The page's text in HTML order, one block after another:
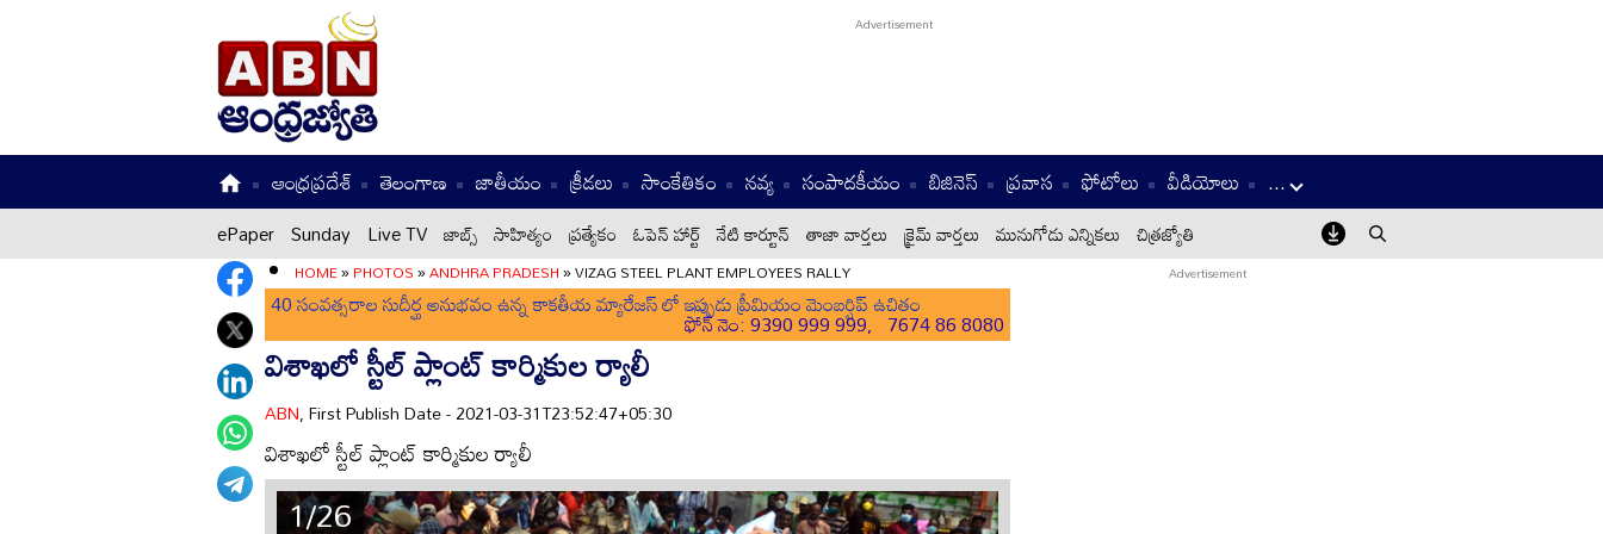
ఆంధ్రప్రదేశ్ తెలంగాణ జాతీయం క్రీడలు సాంకేతికం నవ్య సంపాదకీయం బిజినెస్ ప్రవాస ఫోటోలు వీడియోలు ...
ePaper Sunday Live TV జాబ్స్ సాహిత్యం ప్రత్యేకం ఓపెన్ హార్ట్ నేటి కార్టూన్ తాజా వార్తలు క్రైమ్ వార్తలు మునుగోడు ఎన్నికలు చిత్రజ్యోతి
HOME»PHOTOS»ANDHRA PRADESH»VIZAG STEEL PLANT EMPLOYEES RALLY
40 సంవత్సరాల సుదీర్ఘ అనుభవం ఉన్న కాకతీయ మ్యారేజస్ లో ఇప్పుడు ప్రీమియం మెంబర్షిప్ ఉచితం
ఫోన్ నెం: 9390 999 999, 7674 86 8080
విశాఖలో స్టీల్ ప్లాంట్ కార్మికుల ర్యాలీ
ABN, First Publish Date - 2021-03-31T23:52:47+05:30
విశాఖలో స్టీల్ ప్లాంట్ కార్మికుల ర్యాలీ
1/26